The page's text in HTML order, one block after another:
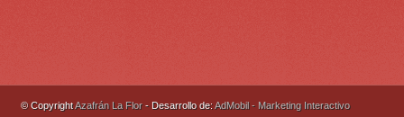
© CopyrightAzafrán La Flor- Desarrollo de:AdMobil - Marketing Interactivo